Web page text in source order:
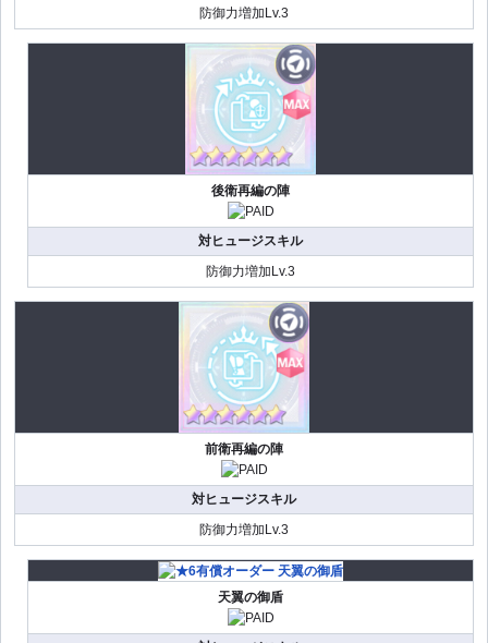
防御力増加Lv.3
後衛再編の陣
対ヒュージスキル
防御力増加Lv.3
前衛再編の陣
対ヒュージスキル
防御力増加Lv.3
天翼の御盾